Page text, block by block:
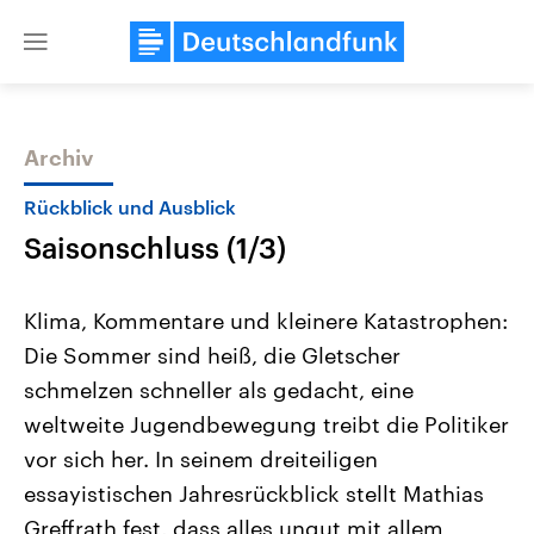
Close
Themen
Landtagswahl Sachsen-Anhalt
2026
Alle Informationen
Sachsen-Anhalt wählt am 6.
September 2026 einen neuen
Landtag. Seit 2021 wird das
Bundesland von einer Koalition aus
USA
Aktuelle Beiträge,
Hintergründe
Wirtschaftlich und
gehören die Vereinigten
mit großem Einfluss auf
Archiv
Rückblick und Ausblick
Saisonschluss (1/3)
Klima, Kommentare und kleinere Katastrophen:
Die Sommer sind heiß, die Gletscher
schmelzen schneller als gedacht, eine
weltweite Jugendbewegung treibt die Politiker
vor sich her. In seinem dreiteiligen
essayistischen Jahresrückblick stellt Mathias
Greffrath fest, dass alles ungut mit allem